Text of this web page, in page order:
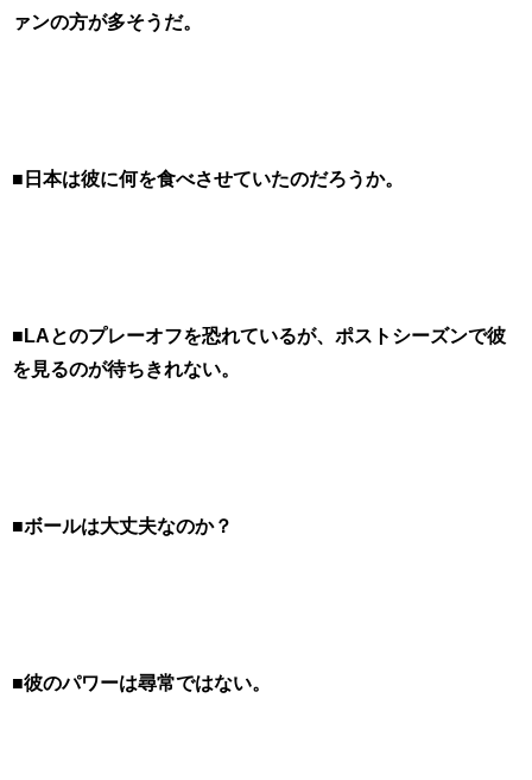
ァンの方が多そうだ。
■日本は彼に何を食べさせていたのだろうか。
■LAとのプレーオフを恐れているが、ポストシーズンで彼
を見るのが待ちきれない。
■ボールは大丈夫なのか？
■彼のパワーは尋常ではない。